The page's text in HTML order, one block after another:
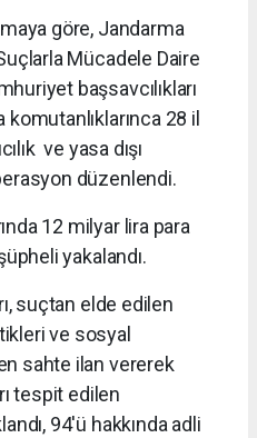
göre, Jandarma
Mücadele Daire
başsavcılıkları
28 il
ve yasa dışı
düzenlendi.
12 milyar lira para
yakalandı.
suçtan elde edilen
ve sosyal
sahte ilan vererek
tespit edilen
94'ü hakkında adli